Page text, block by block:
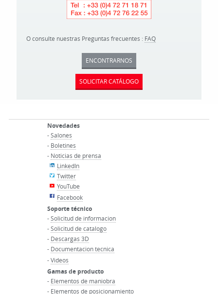
O consulte nuestras Preguntas frecuentes : FAQ
ENCONTRARNOS
SOLICITAR CATÁLOGO
Novedades
-Salones
- Boletines
- Noticias de prensa
LinkedIn
Twitter
YouTube
Facebook
Soporte técnico
-Solicitud de informacion
-Solicitud de catalogo
- Descargas 3D
- Documentacion tecnica
-Videos
Gamas de producto
- Elementos de maniobra
- Elementos de posicionamiento